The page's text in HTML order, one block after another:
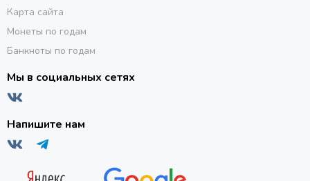
Карта сайта
Монеты по годам
Банкноты по годам
Мы в социальных сетях
Напишите нам